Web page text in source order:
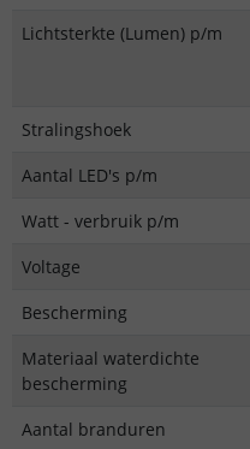
Lichtsterkte (Lumen) p/m
Stralingshoek
Aantal LED's p/m
Watt - verbruik p/m
Voltage
Bescherming
Materiaal waterdichte
bescherming
Aantal branduren